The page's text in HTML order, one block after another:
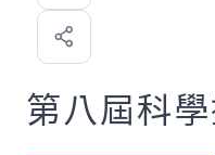
喜
歡
第八屆科